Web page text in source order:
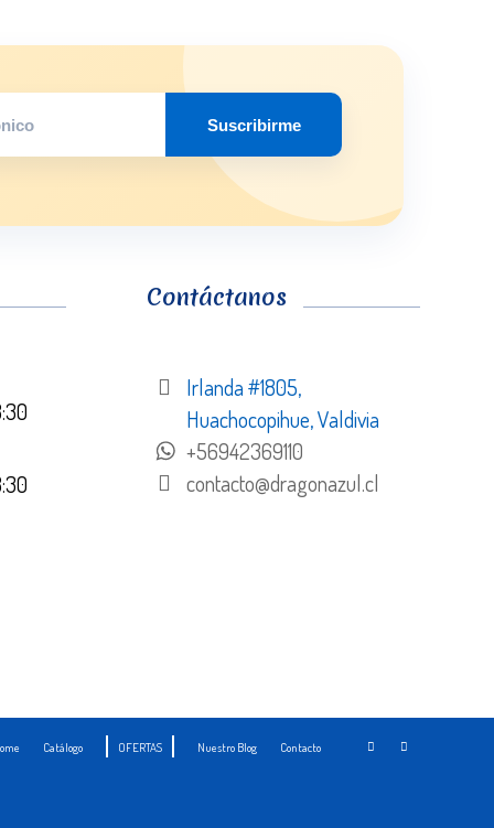
Suscribirme
Contáctanos
Irlanda #1805,
Huachocopihue, Valdivia
+56942369110
contacto@dragonazul.cl
Catálogo OFERTAS Nuestro Blog Contacto